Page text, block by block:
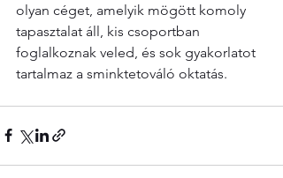
olyan céget, amelyik mögött komoly
tapasztalat áll, kis csoportban
foglalkoznak veled, és sok gyakorlatot
tartalmaz a sminktetováló oktatás.